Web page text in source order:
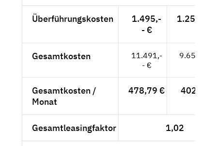
Überführungskosten
1.495,-
- €
1.256,30
Gesamtkosten
11.491,-
- €
9.656,30
Gesamtkosten /
Monat
478,79 € 402,35 €
Gesamtleasingfaktor 1,02